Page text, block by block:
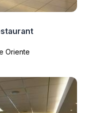
Oriente